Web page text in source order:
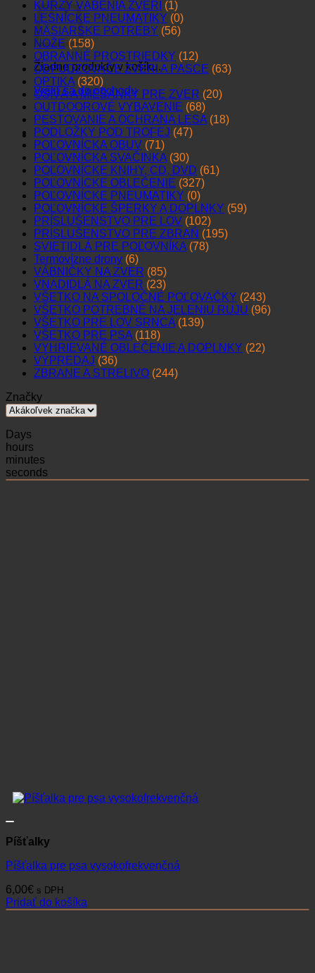
Žiadne produkty v košíku.
Vrátiť sa do obchodu
KURZY VÁBENIA ZVERI (1)
LESNÍCKE PNEUMATIKY (0)
MÄSIARSKE POTREBY (56)
NOŽE (158)
OBRANNÉ PROSTRIEDKY (12)
ODPUDZOVAČE ZVERI A PASCE (63)
OPTIKA (320)
OSIVÁ A MIEŠANKY PRE ZVER (20)
OUTDOOROVÉ VYBAVENIE (68)
PESTOVANIE A OCHRANA LESA (18)
PODLOŽKY POD TROFEJ (47)
POĽOVNÍCKA OBUV (71)
POĽOVNÍCKA SVAČINKA (30)
POĽOVNÍCKE KNIHY, CD, DVD (61)
POĽOVNÍCKE OBLEČENIE (327)
POĽOVNÍCKE PNEUMATIKY (0)
POĽOVNÍCKE ŠPERKY A DOPLNKY (59)
PRÍSLUŠENSTVO PRE LOV (102)
PRÍSLUŠENSTVO PRE ZBRAŇ (195)
SVIETIDLÁ PRE POĽOVNÍKA (78)
Termovízne drony (6)
VÁBNIČKY NA ZVER (85)
VNADIDLÁ NA ZVER (23)
VŠETKO NA SPOLOČNÉ POĽOVAČKY (243)
VŠETKO POTREBNÉ NA JELENIU RUJU (96)
VŠETKO PRE LOV SRNCA (139)
VŠETKO PRE PSA (118)
VYHRIEVANÉ OBLEČENIE A DOPLNKY (22)
VÝPREDAJ (36)
ZBRANE A STRELIVO (244)
Značky
Days
hours
minutes
seconds
Píšťalky
Píšťalka pre psa vysokofrekvenčná
6,00€ s DPH
Pridať do košíka